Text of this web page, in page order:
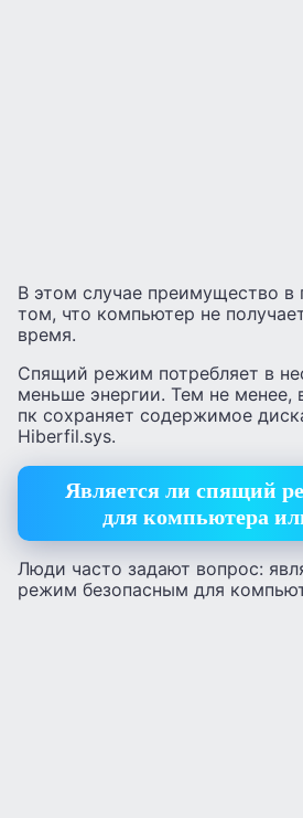
В этом случае преимущество в
том, что компьютер не
время.
Спящий режим потребляет в
меньше энергии. Тем не менее,
пк сохраняет содержимое
Hiberfil.sys.
Является ли спящий
для компьютера
Люди часто задают вопрос:
режим безопасным для